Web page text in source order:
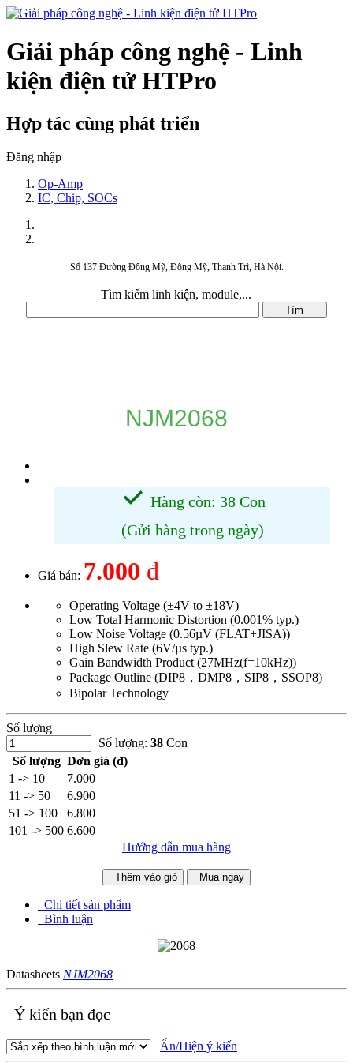
Giải pháp công nghệ - Linh
kiện điện tử HTPro
Hợp tác cùng phát triển
Đăng nhập
Op-Amp
IC, Chip, SOCs
Số 137 Đường Đông Mỹ, Đông Mỹ, Thanh Trì, Hà Nội.
Tìm kiếm linh kiện, module,...
NJM2068
Hàng còn: 38 Con
(Gửi hàng trong ngày)
Giá bán: 7.000 đ
Operating Voltage (±4V to ±18V)
Low Total Harmonic Distortion (0.001% typ.)
Low Noise Voltage (0.56µV (FLAT+JISA))
High Slew Rate (6V/µs typ.)
Gain Bandwidth Product (27MHz(f=10kHz))
Package Outline (DIP8，DMP8，SIP8，SSOP8)
Bipolar Technology
Số lượng
Số lượng: 38 Con
Số lượng Đơn giá (đ)
1 -> 10
7.000
11 -> 50
6.900
51 -> 100
6.800
101 -> 500 6.600
Hướng dẫn mua hàng
Thêm vào giỏ Mua ngay
Chi tiết sản phẩm
Bình luận
Datasheets NJM2068
Ý kiến bạn đọc
Ẩn/Hiện ý kiến